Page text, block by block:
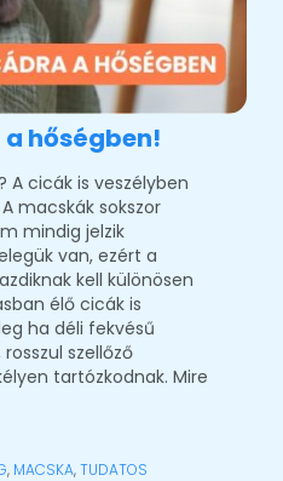
hőségben!
A cicák is veszélyben
macskák sokszor
mindig jelzik
van, ezért a
kell különösen
élő cicák is
ha déli fekvésű
szellőző
tartózkodnak. Mire
, MACSKA,TUDATOS